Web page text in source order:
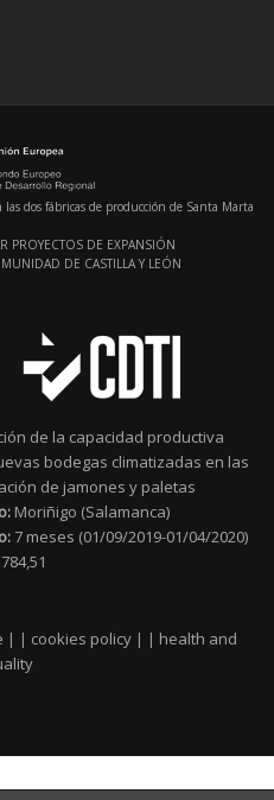
dos fábricas de producción de Santa Marta
PROYECTOS DE EXPANSIÓN
DE CASTILLA Y LEÓN
de la capacidad productiva
bodegas climatizadas en las
de jamones y paletas
Moriñigo (Salamanca)
7 meses (01/09/2019-01/04/2020)
| | cookies policy | | health and